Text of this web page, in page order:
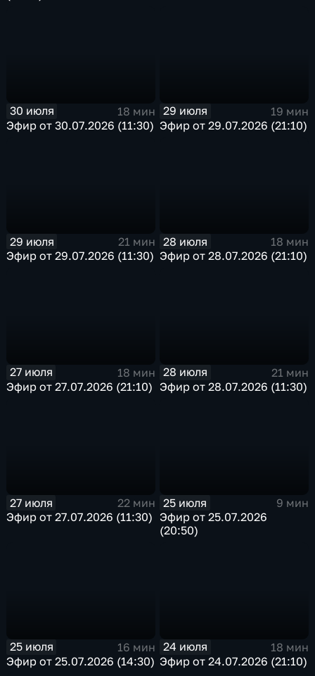
30 июля
18 мин
Эфир от 30.07.2026 (11:30)
29 июля
19 мин
Эфир от 29.07.2026 (21:10)
29 июля
21 мин
Эфир от 29.07.2026 (11:30)
28 июля
18 мин
Эфир от 28.07.2026 (21:10)
27 июля
18 мин
Эфир от 27.07.2026 (21:10)
28 июля
21 мин
Эфир от 28.07.2026 (11:30)
27 июля
22 мин
Эфир от 27.07.2026 (11:30)
25 июля
9 мин
Эфир от 25.07.2026
(20:50)
25 июля
16 мин
Эфир от 25.07.2026 (14:30)
24 июля
18 мин
Эфир от 24.07.2026 (21:10)